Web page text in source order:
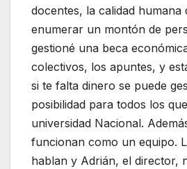
docentes, la calidad humana
enumerar un montón de
gestioné una beca
colectivos, los apuntes, y
si te falta dinero se puede
posibilidad para todos los
universidad Nacional.
funcionan como un equipo.
hablan y Adrián, el director,